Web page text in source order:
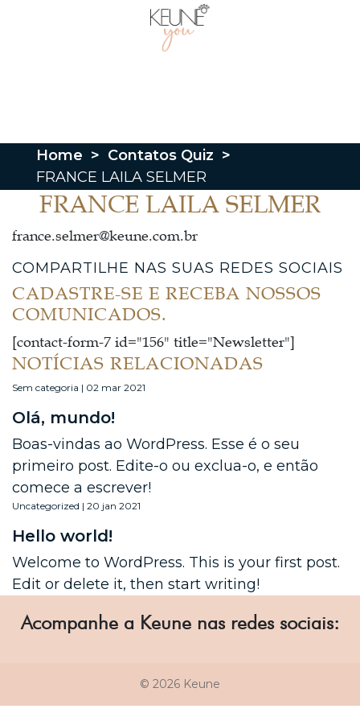
Home > Contatos Quiz >
FRANCE LAILA SELMER
FRANCE LAILA SELMER
france.selmer@keune.com.br
COMPARTILHE NAS SUAS REDES SOCIAIS
CADASTRE-SE E RECEBA NOSSOS
COMUNICADOS.
[contact-form-7 id="156" title="Newsletter"]
NOTÍCIAS RELACIONADAS
Sem categoria | 02 mar 2021
Olá, mundo!
Boas-vindas ao WordPress. Esse é o seu
primeiro post. Edite-o ou exclua-o, e então
comece a escrever!
Uncategorized | 20 jan 2021
Hello world!
Welcome to WordPress. This is your first post.
Edit or delete it, then start writing!
Acompanhe a Keune nas redes sociais:
© 2026 Keune